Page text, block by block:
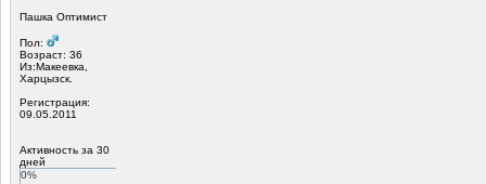
Пашка Оптимист
Пол:
Возраст: 36
Из:Макеевка,
Харцызск.
Регистрация:
09.05.2011
Активность за 30
дней
0%